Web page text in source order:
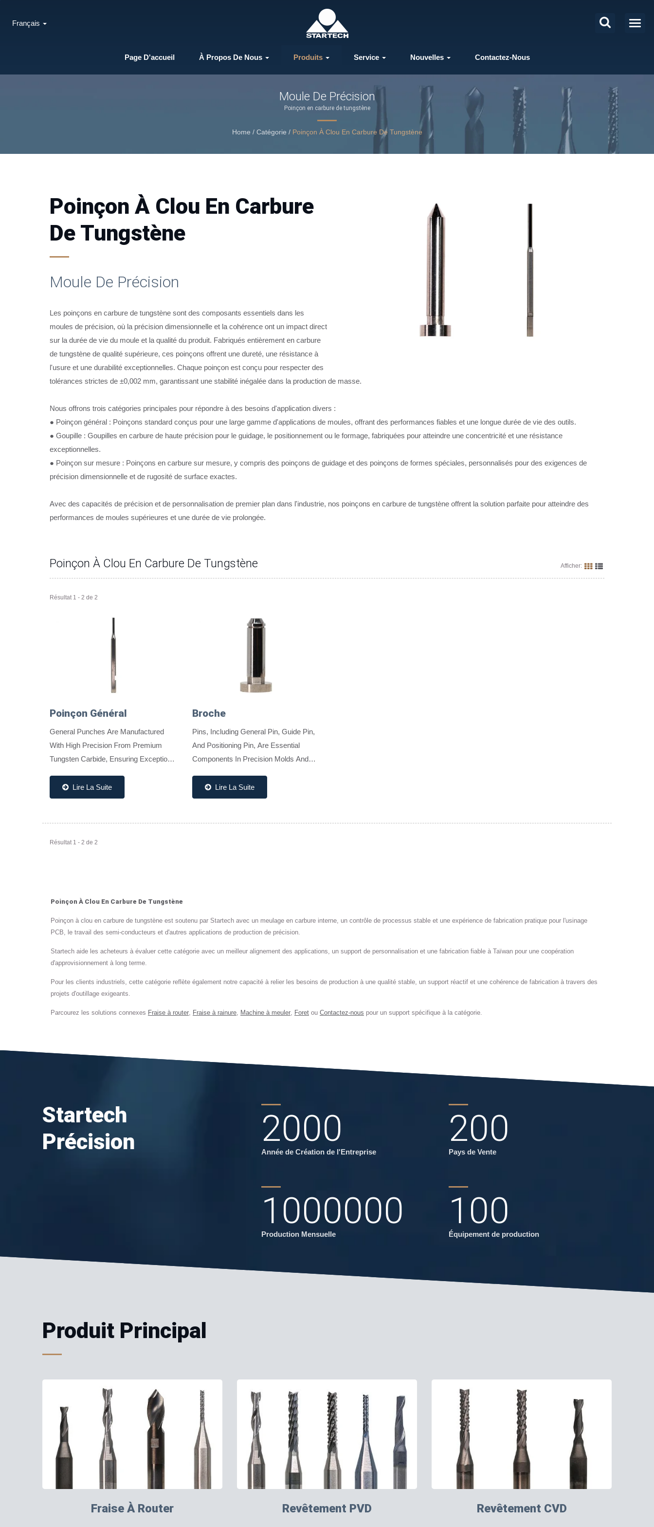
Page D'accueil À Propos De Nous Produits Service Nouvelles Contactez-Nous
Français
Moule De Précision
Poinçon en carbure de tungstène
Home / Catégorie / Poinçon À Clou En Carbure De Tungstène
Poinçon À Clou En Carbure
De Tungstène
Moule De Précision
Les poinçons en carbure de tungstène sont des composants essentiels dans les
moules de précision, où la précision dimensionnelle et la cohérence ont un impact direct
sur la durée de vie du moule et la qualité du produit. Fabriqués entièrement en carbure
de tungstène de qualité supérieure, ces poinçons offrent une dureté, une résistance à
l'usure et une durabilité exceptionnelles. Chaque poinçon est conçu pour respecter des
tolérances strictes de ±0,002 mm, garantissant une stabilité inégalée dans la production de masse.
Nous offrons trois catégories principales pour répondre à des besoins d'application divers :
● Poinçon général : Poinçons standard conçus pour une large gamme d'applications de moules, offrant des performances fiables et une longue durée de vie des outils.
● Goupille : Goupilles en carbure de haute précision pour le guidage, le positionnement ou le formage, fabriquées pour atteindre une concentricité et une résistance
exceptionnelles.
● Poinçon sur mesure : Poinçons en carbure sur mesure, y compris des poinçons de guidage et des poinçons de formes spéciales, personnalisés pour des exigences de
précision dimensionnelle et de rugosité de surface exactes.
Avec des capacités de précision et de personnalisation de premier plan dans l'industrie, nos poinçons en carbure de tungstène offrent la solution parfaite pour atteindre des
performances de moules supérieures et une durée de vie prolongée.
Poinçon À Clou En Carbure De Tungstène Afficher:
Résultat 1 - 2 de 2
Poinçon Général
General Punches Are Manufactured
With High Precision From Premium
Tungsten Carbide, Ensuring Exceptional
Durability. Designed For Stability And
Long Tool Life, They Are Ideal...
Lire La Suite
Broche
Pins, Including General Pin, Guide Pin,
And Positioning Pin, Are Essential
Components In Precision Molds And
From High-Quality Tungsten Carbide,
These Pins Offer Superior...
Lire La Suite
Résultat 1 - 2 de 2
Poinçon À Clou En Carbure De Tungstène
Poinçon à clou en carbure de tungstène est soutenu par Startech avec un meulage en carbure interne, un contrôle de processus stable et une expérience de fabrication pratique pour l'usinage
PCB, le travail des semi-conducteurs et d'autres applications de production de précision.
Startech aide les acheteurs à évaluer cette catégorie avec un meilleur alignement des applications, un support de personnalisation et une fabrication fiable à Taïwan pour une coopération
d'approvisionnement à long terme.
Pour les clients industriels, cette catégorie reflète également notre capacité à relier les besoins de production à une qualité stable, un support réactif et une cohérence de fabrication à travers des
projets d'outillage exigeants.
Parcourez les solutions connexes Fraise à router Fraise à rainure Machine à meuler Foret ou Contactez-nous pour un support spécifique à la catégorie.
Startech
Précision
2000
Année de Création de l'Entreprise
200
Pays de Vente
1000000
Production Mensuelle
100
Équipement de production
Produit Principal
Fraise À Router Revêtement PVD Revêtement CVD